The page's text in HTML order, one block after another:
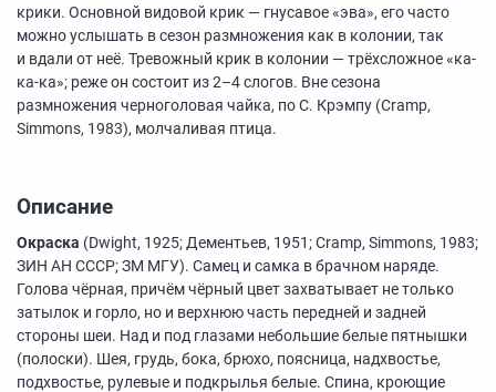
крики. Основной видовой крик — гнусавое «эва», его часто
можно услышать в сезон размножения как в колонии, так
и вдали от неё. Тревожный крик в колонии — трёхсложное «ка-
ка-ка»; реже он состоит из2–4 слогов. Вне сезона
размножения черноголовая чайка, по С. Крэмпу (Cramp,
Simmons, 1983), молчаливая птица.
Описание
Окраска (Dwight, 1925; Дементьев, 1951; Cramp, Simmons, 1983;
ЗИН АН СССР; ЗМ МГУ). Самец и самка в брачном наряде.
Голова чёрная, причём чёрный цвет захватывает не только
затылок и горло, но и верхнюю часть передней и задней
стороны шеи. Над и под глазами небольшие белые пятнышки
(полоски). Шея, грудь, бока, брюхо, поясница, надхвостье,
подхвостье, рулевые и подкрылья белые. Спина, кроющие